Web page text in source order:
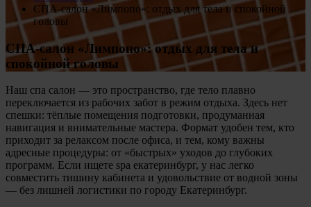
СПА-салон «Лимпопо»: отдых для тела и спокойной
головы
СПА-салон «Лимпопо»: отдых для тела и
спокойной головы
Наш спа салон — это пространство, где тело плавно
переключается из рабочих забот в режим отдыха. Здесь нет
спешки: тёплые помещения подготовки, продуманная
навигация и внимательные мастера. Формат удобен тем, кто
приходит за релаксом после офиса, и тем, кому важны
адресные процедуры: от «быстрых» уходов до глубоких
программ. Если ищете spa екатеринбург, у нас легко
совместить тишину кабинета и удовольствие от водной зоны
— без лишней логистики по городу Екатеринбург.